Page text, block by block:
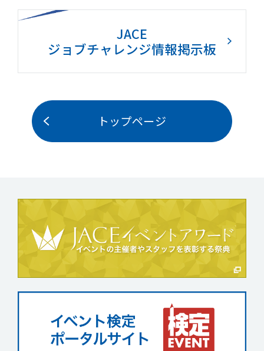
JACE
ジョブチャレンジ情報掲示板
トップページ